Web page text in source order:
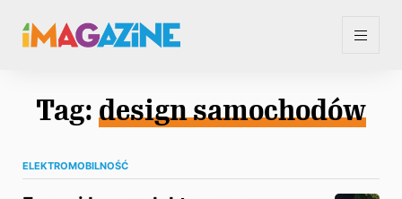
Tag: design samochodów
ELEKTROMOBILNOŚĆ